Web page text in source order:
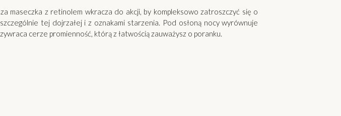
maseczka z retinolem wkracza do akcji, by kompleksowo zatroszczyć się o
tej dojrzałej i z oznakami starzenia. Pod osłoną nocy wyrównuje
cerze promienność, którą z łatwością zauważysz o poranku.